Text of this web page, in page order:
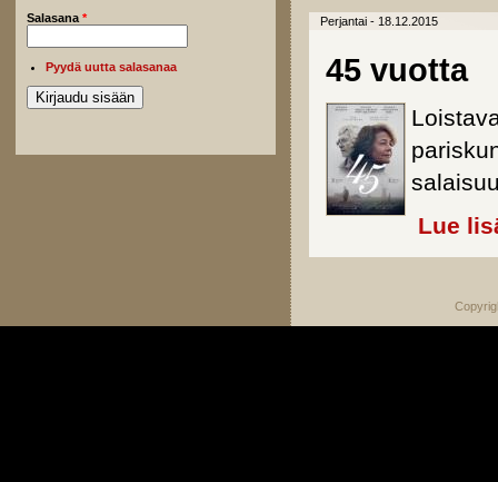
Salasana *
Pyydä uutta salasanaa
Perjantai - 18.12.2015
45 vuotta
Lue